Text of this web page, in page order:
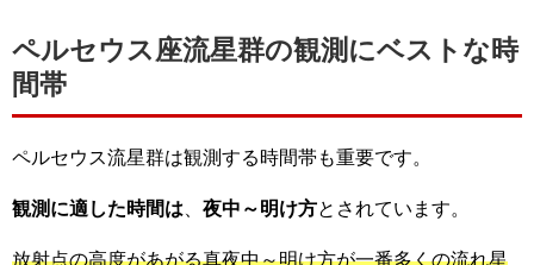
ペルセウス座流星群の観測にベストな時
間帯
ペルセウス流星群は観測する時間帯も重要です。
観測に適した時間は 夜中～明け方とされています。
放射点の高度があがる真夜中～明け方が一番多くの流れ星